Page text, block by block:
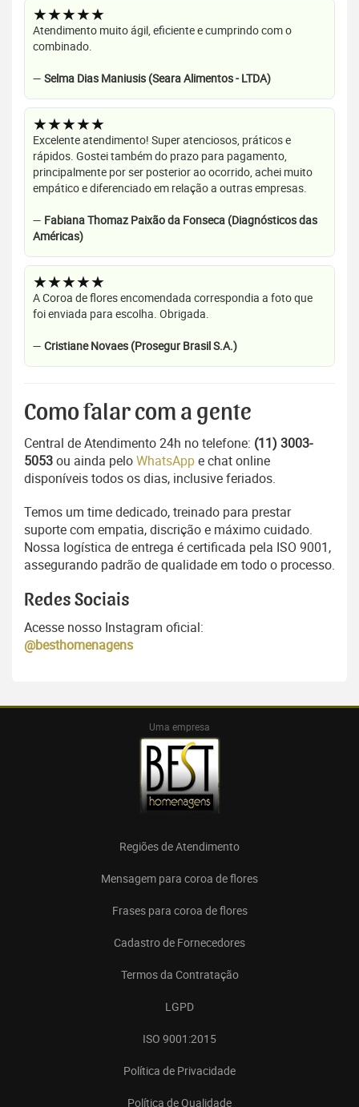
★★★★★
Atendimento muito ágil, eficiente e cumprindo com o
combinado.
— Selma Dias Maniusis (Seara Alimentos - LTDA)
★★★★★
Excelente atendimento! Super atenciosos, práticos e
rápidos. Gostei também do prazo para pagamento,
principalmente por ser posterior ao ocorrido, achei muito
empático e diferenciado em relação a outras empresas.
— Fabiana Thomaz Paixão da Fonseca (Diagnósticos das
Américas)
★★★★★
A Coroa de flores encomendada correspondia a foto que
foi enviada para escolha. Obrigada.
— Cristiane Novaes (Prosegur Brasil S.A.)
Como falar com a gente
Central de Atendimento 24h no telefone: (11) 3003-
5053ou ainda peloWhatsAppe chat online
disponíveis todos os dias, inclusive feriados.
Temos um time dedicado, treinado para prestar
suporte com empatia, discrição e máximo cuidado.
Nossa logística de entrega é certificada pela ISO 9001,
assegurando padrão de qualidade em todo o processo.
Redes Sociais
Acesse nosso Instagram oficial:
@besthomenagens
Uma empresa
Regiões de Atendimento
Mensagem para coroa de flores
Frases para coroa de flores
Cadastro de Fornecedores
Termos da Contratação
LGPD
ISO 9001:2015
Política de Privacidade
Política de Qualidade